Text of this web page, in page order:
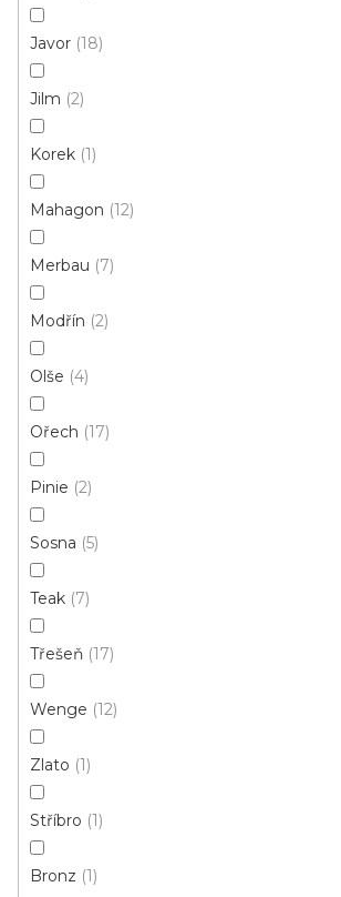
Javor 18
Jilm 2
Korek 1
Mahagon 12
Merbau 7
Modřín 2
Olše 4
Ořech 17
Pinie 2
Sosna 5
Teak 7
Třešeň 17
Wenge 12
Zlato 1
Stříbro 1
Bronz 1
Q63 vnější roh - 2ks v balení sv.bronz
31 Kč / balení
Q63 vnitřní kout - 2ks v balení stříbro